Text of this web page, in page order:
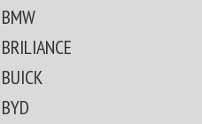
BMW
BRILIANCE
BUICK
BYD